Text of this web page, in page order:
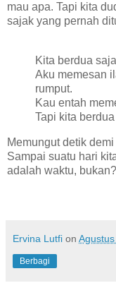
mau apa. Tapi kita
sajak yang pernah
Kita berdua
Aku memesan
rumput.
Kau entah
Tapi kita
Memungut detik
Sampai suatu hari
adalah waktu,
Ervina Lutfi on
Berbagi